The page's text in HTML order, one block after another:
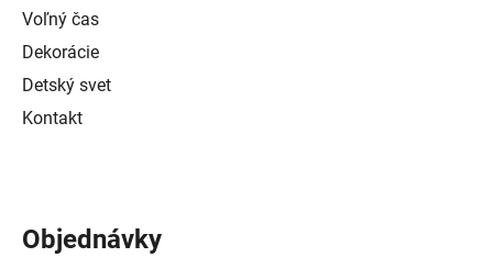
Voľný čas
Dekorácie
Detský svet
Kontakt
Objednávky